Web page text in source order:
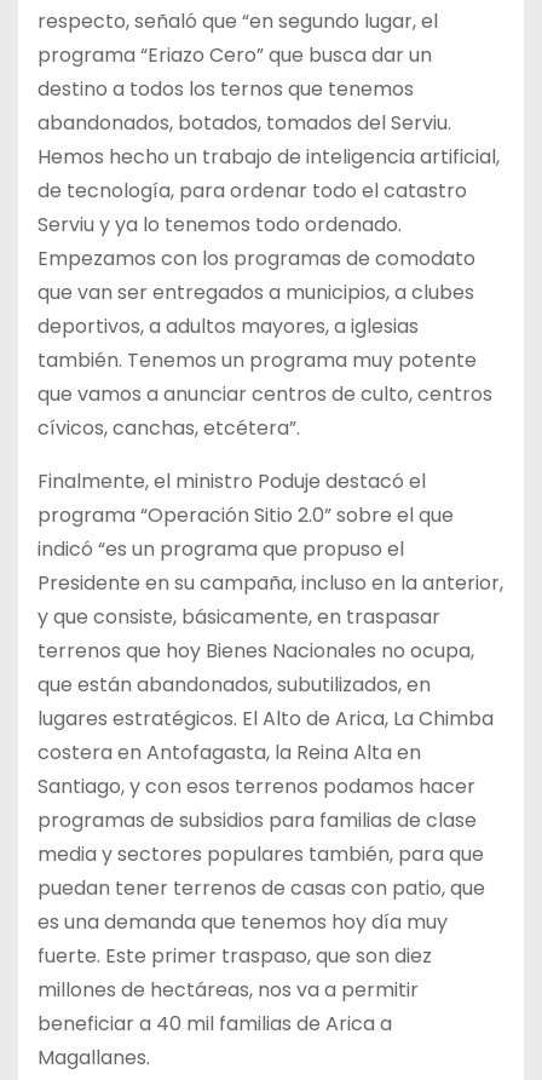
respecto, señaló que “en segundo lugar, el
programa “Eriazo Cero” que busca dar un
destino a todos los ternos que tenemos
abandonados, botados, tomados del Serviu.
Hemos hecho un trabajo de inteligencia artificial,
de tecnología, para ordenar todo el catastro
Serviu y ya lo tenemos todo ordenado.
Empezamos con los programas de comodato
que van ser entregados a municipios, a clubes
deportivos, a adultos mayores, a iglesias
también. Tenemos un programa muy potente
que vamos a anunciar centros de culto, centros
cívicos, canchas, etcétera”.
Finalmente, el ministro Poduje destacó el
programa “Operación Sitio 2.0” sobre el que
indicó “es un programa que propuso el
Presidente en su campaña, incluso en la anterior,
y que consiste, básicamente, en traspasar
terrenos que hoy Bienes Nacionales no ocupa,
que están abandonados, subutilizados, en
lugares estratégicos. El Alto de Arica, La Chimba
costera en Antofagasta, la Reina Alta en
Santiago, y con esos terrenos podamos hacer
programas de subsidios para familias de clase
media y sectores populares también, para que
puedan tener terrenos de casas con patio, que
es una demanda que tenemos hoy día muy
fuerte. Este primer traspaso, que son diez
millones de hectáreas, nos va a permitir
beneficiar a 40 mil familias de Arica a
Magallanes.